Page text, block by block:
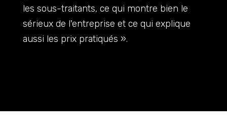
les sous-traitants, ce qui montre bien le
sérieux de l'entreprise et ce qui explique
aussi les prix pratiqués ».